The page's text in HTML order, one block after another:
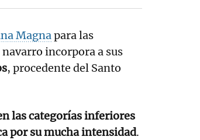
Magnapara las
navarro incorpora a sus
, procedente del Santo
las categorías inferiores
por su mucha intensidad.